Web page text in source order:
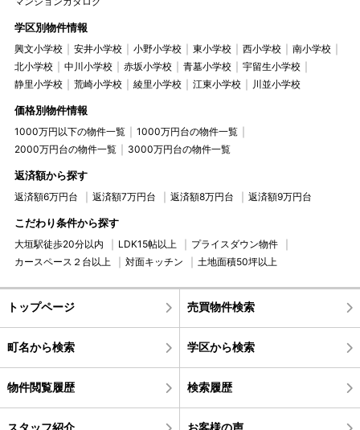
学区別物件情報
興文小学校 安井小学校 小野小学校 東小学校 西小学校
南小学校
北小学校
中川小学校 赤坂小学校 青墓小学校
宇留生小学校
静里小学校
荒崎小学校 綾里小学校 江東小学校 川並小学校
価格別物件情報
1000万円以下の物件一覧
1000万円台の物件一覧
2000万円台の物件一覧
3000万円台の物件一覧
返済額から探す
返済額6万円台 返済額7万円台 返済額8万円台 返済額9万円台
こだわり条件から探す
大垣駅徒歩20分以内 LDK15帖以上
プライスダウン物件
カースペース２台以上
対面キッチン 土地面積50坪以上
トップページ 売買物件検索
町名から検索 学区から検索
物件閲覧履歴 検索履歴
スタッフ紹介 お客様の声